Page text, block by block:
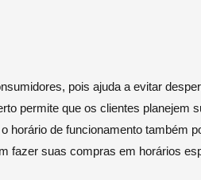
pois ajuda a evitar
permite que os clientes planejem
horário de funcionamento também
fazer suas compras em horários